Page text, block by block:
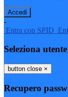
-
Entra con SPID
Seleziona utente
button close ×
Recupero